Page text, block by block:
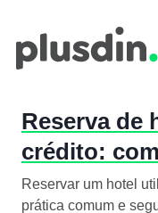
Reserva de
crédito:
Reservar um hotel
prática comum e